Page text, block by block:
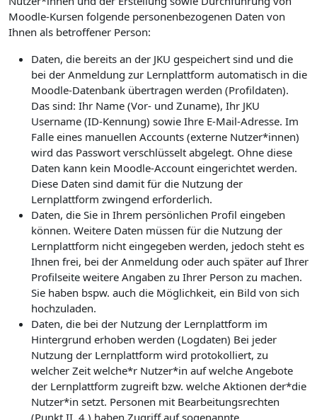
Moodle-Kursen folgende personenbezogenen Daten von
Ihnen als betroffener Person:
Daten, die bereits an der JKU gespeichert sind und die
bei der Anmeldung zur Lernplattform automatisch in die
Moodle-Datenbank übertragen werden (Profildaten).
Das sind: Ihr Name (Vor- und Zuname), Ihr JKU
Username (ID-Kennung) sowie Ihre E-Mail-Adresse. Im
Falle eines manuellen Accounts (externe Nutzer*innen)
wird das Passwort verschlüsselt abgelegt. Ohne diese
Daten kann kein Moodle-Account eingerichtet werden.
Diese Daten sind damit für die Nutzung der
Lernplattform zwingend erforderlich.
Daten, die Sie in Ihrem persönlichen Profil eingeben
können. Weitere Daten müssen für die Nutzung der
Lernplattform nicht eingegeben werden, jedoch steht es
Ihnen frei, bei der Anmeldung oder auch später auf Ihrer
Profilseite weitere Angaben zu Ihrer Person zu machen.
Sie haben bspw. auch die Möglichkeit, ein Bild von sich
hochzuladen.
Daten, die bei der Nutzung der Lernplattform im
Hintergrund erhoben werden (Logdaten) Bei jeder
Nutzung der Lernplattform wird protokolliert, zu
welcher Zeit welche*r Nutzer*in auf welche Angebote
der Lernplattform zugreift bzw. welche Aktionen der*die
Nutzer*in setzt. Personen mit Bearbeitungsrechten
(Punkt II. 4.) haben Zugriff auf sogenannte